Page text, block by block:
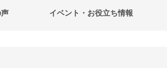
イベント・お役立ち情報